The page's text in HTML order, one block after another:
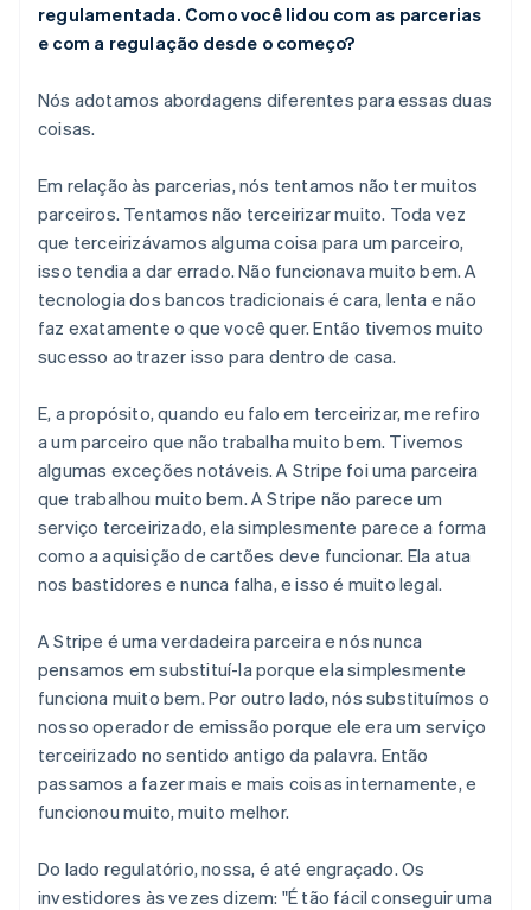
regulamentada. Como você lidou com as parcerias
e com a regulação desde o começo?
Nós adotamos abordagens diferentes para essas duas
coisas.
Em relação às parcerias, nós tentamos não ter muitos
parceiros. Tentamos não terceirizar muito. Toda vez
que terceirizávamos alguma coisa para um parceiro,
isso tendia a dar errado. Não funcionava muito bem. A
tecnologia dos bancos tradicionais é cara, lenta e não
faz exatamente o que você quer. Então tivemos muito
sucesso ao trazer isso para dentro de casa.
E, a propósito, quando eu falo em terceirizar, me refiro
a um parceiro que não trabalha muito bem. Tivemos
algumas exceções notáveis. A Stripe foi uma parceira
que trabalhou muito bem. A Stripe não parece um
serviço terceirizado, ela simplesmente parece a forma
como a aquisição de cartões deve funcionar. Ela atua
nos bastidores e nunca falha, e isso é muito legal.
A Stripe é uma verdadeira parceira e nós nunca
pensamos em substituí-la porque ela simplesmente
funciona muito bem. Por outro lado, nós substituímos o
nosso operador de emissão porque ele era um serviço
terceirizado no sentido antigo da palavra. Então
passamos a fazer mais e mais coisas internamente, e
funcionou muito, muito melhor.
Do lado regulatório, nossa, é até engraçado. Os
investidores às vezes dizem: "É tão fácil conseguir uma